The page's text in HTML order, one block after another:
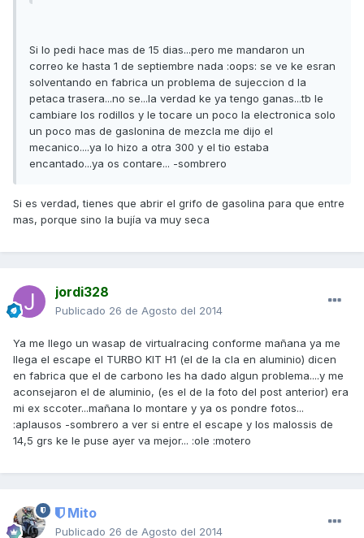
Si lo pedi hace mas de 15 dias...pero me mandaron un
correo ke hasta 1 de septiembre nada :oops: se ve ke esran
solventando en fabrica un problema de sujeccion d la
petaca trasera...no se...la verdad ke ya tengo ganas...tb le
cambiare los rodillos y le tocare un poco la electronica solo
un poco mas de gaslonina de mezcla me dijo el
mecanico....ya lo hizo a otra 300 y el tio estaba
encantado...ya os contare... -sombrero
Si es verdad, tienes que abrir el grifo de gasolina para que entre
mas, porque sino la bujía va muy seca
jordi328
Publicado 26 de Agosto del 2014
Ya me llego un wasap de virtualracing conforme mañana ya me
llega el escape el TURBO KIT H1 (el de la cla en aluminio) dicen
en fabrica que el de carbono les ha dado algun problema....y me
aconsejaron el de aluminio, (es el de la foto del post anterior) era
mi ex sccoter...mañana lo montare y ya os pondre fotos...
:aplausos -sombrero a ver si entre el escape y los malossis de
14,5 grs ke le puse ayer va mejor... :ole :motero
Mito
Publicado 26 de Agosto del 2014